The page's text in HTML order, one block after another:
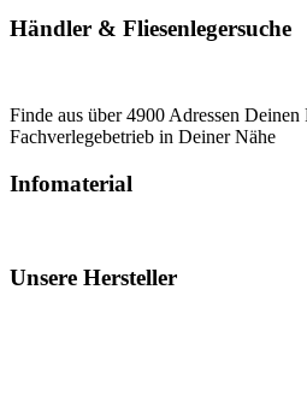
Händler & Fliesenlegersuche
Finde aus über 4900 Adressen Deinen
Fachverlegebetrieb in Deiner Nähe
Infomaterial
Unsere Hersteller